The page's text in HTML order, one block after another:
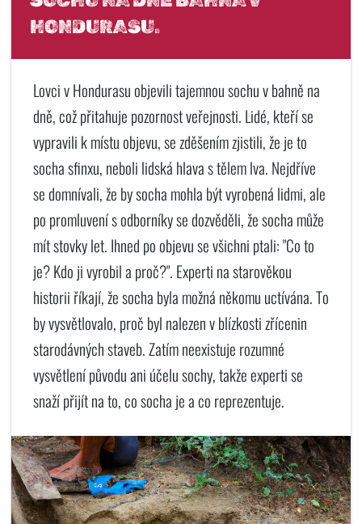
HONDURASU.
Lovci v Hondurasu objevili tajemnou sochu v bahně na
dně, což přitahuje pozornost veřejnosti. Lidé, kteří se
vypravili k místu objevu, se zděšením zjistili, že je to
socha sfinxu, neboli lidská hlava s tělem lva. Nejdříve
se domnívali, že by socha mohla být vyrobená lidmi, ale
po promluvení s odborníky se dozvěděli, že socha může
mít stovky let. Ihned po objevu se všichni ptali: "Co to
je? Kdo ji vyrobil a proč?". Experti na starověkou
historii říkají, že socha byla možná někomu uctívána. To
by vysvětlovalo, proč byl nalezen v blízkosti zřícenin
starodávných staveb. Zatím neexistuje rozumné
vysvětlení původu ani účelu sochy, takže experti se
snaží přijít na to, co socha je a co reprezentuje.